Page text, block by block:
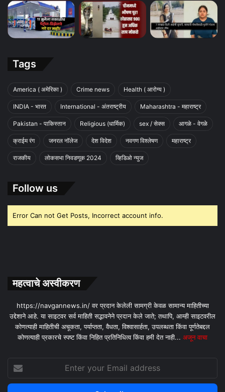
Tags
America ( अमेरिका ) Crime news Health ( आरोग्य )
INDIA - भारत International - अंतराष्ट्रीय Maharashtra - महाराष्ट्र
Pakistan - पाकिस्तान Religious (धार्मिक) sex / सेक्स आगळे - वेगळे
क्राईम रंग जनरल नॉलेज देश विदेश नवगण विश्लेषण महाराष्ट्र
राजकीय लोकसभा निवडणूक 2024 व्हिडिओ न्युज
Follow us
Error Can not Get Posts, Incorrect account info.
महत्वाचे अस्वीकरण
https://navgannews.in/ वर प्रदान केलेली सामग्री केवळ सामान्य माहितीच्या
उद्देशाने आहे. या साइटवर सर्व माहिती सद्भावनेने प्रदान केले जाते; तथापि, आम्ही साइटवरील
कोणत्याही माहितीची अचूकता, पर्याप्तता, वैधता, विश्वासार्हता, उपलब्धता किंवा पूर्णतेबद्दल
कोणत्याही प्रकारचे स्पष्ट किंवा निहित प्रतिनिधित्व किंवा हमी देत ​​नाही... अजून वाचा
your
Email